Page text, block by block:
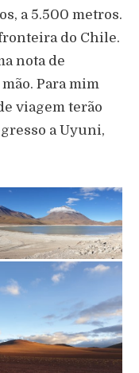
a 5.500 metros.
do Chile.
nota de
Para mim
viagem terão
a Uyuni,